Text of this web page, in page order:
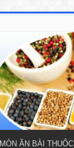
MÓN ĂN BÀI THUỐC